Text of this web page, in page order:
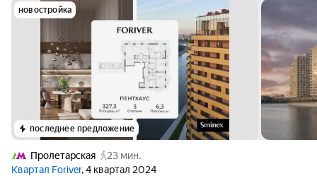
новостройка
последнее предложение
Пролетарская
23 мин.
Квартал Foriver, 4 квартал 2024